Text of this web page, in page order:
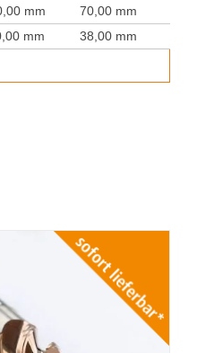
mm 70,00 mm
mm 38,00 mm